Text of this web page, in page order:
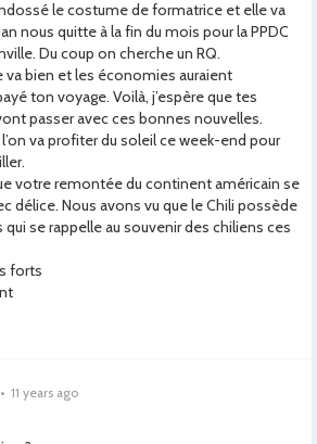
le costume de formatrice et elle va
nous quitte à la fin du mois pour la PPDC
Du coup on cherche un RQ.
va bien et les économies auraient
ton voyage. Voilà, j’espère que tes
passer avec ces bonnes nouvelles.
l’on va profiter du soleil ce week-end pour
votre remontée du continent américain se
délice. Nous avons vu que le Chili possède
qui se rappelle au souvenir des chiliens ces
forts
• 11 years ago